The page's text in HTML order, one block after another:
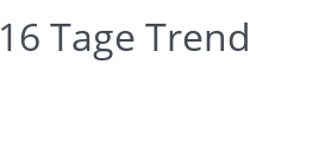
Tage Trend